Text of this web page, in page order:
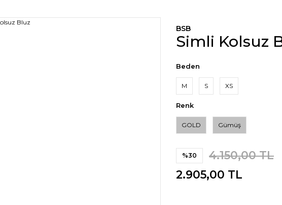
BSB
Simli Kolsuz
Beden
M S XS
Renk
GOLD Gümüş
%30
4.150,00 TL
2.905,00 TL